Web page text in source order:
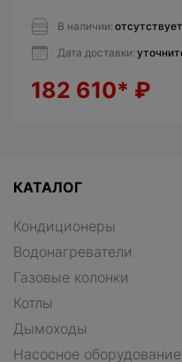
В наличии: отсутствует
Дата доставки:
182 610* ₽
КАТАЛОГ
Кондиционеры
Водонагреватели
Газовые колонки
Котлы
Дымоходы
Насосное оборудование